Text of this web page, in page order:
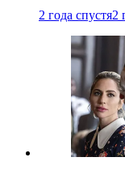
2 года спустя2